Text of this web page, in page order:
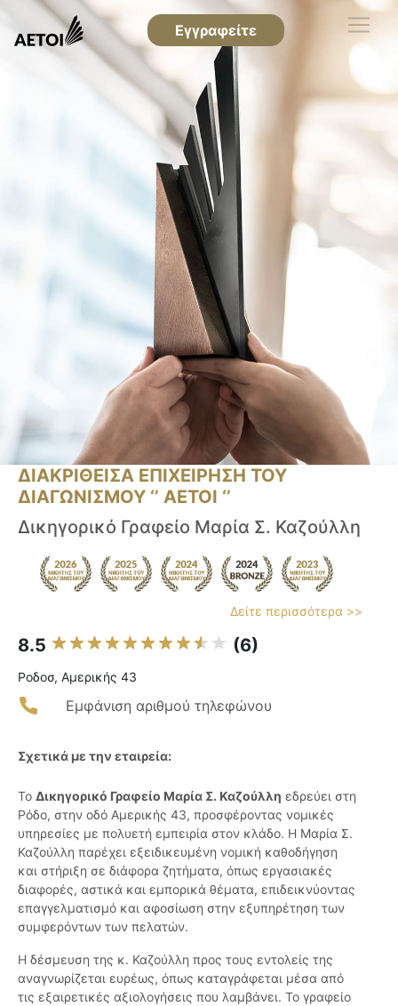
Εγγραφείτε
ΔΙΑΚΡΙΘΕΙΣΑ ΕΠΙΧΕΙΡΗΣΗ ΤΟΥ
ΔΙΑΓΩΝΙΣΜΟΥ ‘’ ΑΕΤΟΙ ‘’
Δικηγορικό Γραφείο Μαρία Σ. Καζούλλη
Δείτε περισσότερα >>
8.5 (6)
Ροδοσ, Αμερικής 43
Εμφάνιση αριθμού τηλεφώνου
Σχετικά με την εταιρεία:
Το Δικηγορικό Γραφείο Μαρία Σ. Καζούλλη εδρεύει στη
Ρόδο, στην οδό Αμερικής 43, προσφέροντας νομικές
υπηρεσίες με πολυετή εμπειρία στον κλάδο. Η Μαρία Σ.
Καζούλλη παρέχει εξειδικευμένη νομική καθοδήγηση
και στήριξη σε διάφορα ζητήματα, όπως εργασιακές
διαφορές, αστικά και εμπορικά θέματα, επιδεικνύοντας
επαγγελματισμό και αφοσίωση στην εξυπηρέτηση των
συμφερόντων των πελατών.
Η δέσμευση της κ. Καζούλλη προς τους εντολείς της
αναγνωρίζεται ευρέως, όπως καταγράφεται μέσα από
τις εξαιρετικές αξιολογήσεις που λαμβάνει. Το γραφείο